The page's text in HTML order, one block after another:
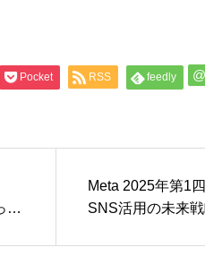
Pocket RSS feedly @
た
Meta 2025年第1
SNS活用の未来